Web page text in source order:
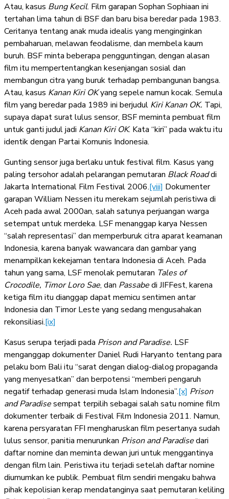
Atau, kasus Bung Kecil. Film garapan Sophan Sophiaan ini
tertahan lima tahun di BSF dan baru bisa beredar pada 1983.
Ceritanya tentang anak muda idealis yang menginginkan
pembaharuan, melawan feodalisme, dan membela kaum
buruh. BSF minta beberapa pengguntingan, dengan alasan
film itu mempertentangkan kesenjangan sosial dan
membangun citra yang buruk terhadap pembangunan bangsa.
Atau, kasus Kanan Kiri OKyang sepele namun kocak. Semula
film yang beredar pada 1989 ini berjudul Kiri Kanan OK. Tapi,
supaya dapat surat lulus sensor, BSF meminta pembuat film
untuk ganti judul jadi Kanan Kiri OK. Kata “kiri” pada waktu itu
identik dengan Partai Komunis Indonesia.
Gunting sensor juga berlaku untuk festival film. Kasus yang
paling tersohor adalah pelarangan pemutaran Black Roaddi
Jakarta International Film Festival 2006.[viii] Dokumenter
garapan William Nessen itu merekam sejumlah peristiwa di
Aceh pada awal 2000an, salah satunya perjuangan warga
setempat untuk merdeka. LSF menanggap karya Nessen
“salah representasi” dan memperburuk citra aparat keamanan
Indonesia, karena banyak wawancara dan gambar yang
menampilkan kekejaman tentara Indonesia di Aceh. Pada
tahun yang sama, LSF menolak pemutaran Tales of
Crocodile, Timor Loro Sae, dan Passabedi JIFFest, karena
ketiga film itu dianggap dapat memicu sentimen antar
Indonesia dan Timor Leste yang sedang mengusahakan
rekonsiliasi.[ix]
Kasus serupa terjadi pada Prison and Paradise. LSF
menganggap dokumenter Daniel Rudi Haryanto tentang para
pelaku bom Bali itu “sarat dengan dialog-dialog propaganda
yang menyesatkan” dan berpotensi “memberi pengaruh
negatif terhadap generasi muda Islam Indonesia”.[x] Prison
and Paradisesempat terpilih sebagai salah satu nomine film
dokumenter terbaik di Festival Film Indonesia 2011. Namun,
karena persyaratan FFI mengharuskan film pesertanya sudah
lulus sensor, panitia menurunkan Prison and Paradisedari
daftar nomine dan meminta dewan juri untuk menggantinya
dengan film lain. Peristiwa itu terjadi setelah daftar nomine
diumumkan ke publik. Pembuat film sendiri mengaku bahwa
pihak kepolisian kerap mendatanginya saat pemutaran keliling